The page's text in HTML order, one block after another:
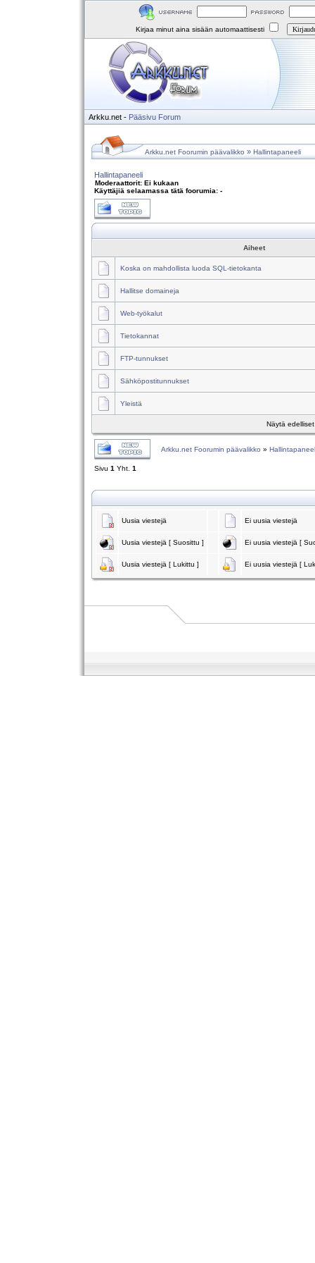
Kirjaa minut aina sisään automaattisesti
Arkku.net - Pääsivu Forum
Arkku.net Foorumin päävalikko » Hallintapaneeli
Hallintapaneeli
Moderaattorit: Ei kukaan
Käyttäjiä selaamassa tätä foorumia: -
Aiheet
Koska on mahdollista luoda SQL-tietokanta
Hallitse domaineja
Web-työkalut
Tietokannat
FTP-tunnukset
Sähköpostitunnukset
Yleistä
Näytä
Arkku.net Foorumin päävalikko »
Sivu 1 Yht. 1
Uusia viestejä Ei uusia viestejä
Uusia viestejä [ Suosittu ] Ei uusia viestejä [
Uusia viestejä [ Lukittu ] Ei uusia viestejä [